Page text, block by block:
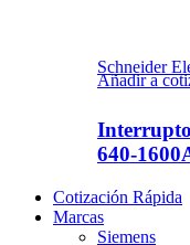
Schneider
Añadir a
640-
Cotización Rápida
Marcas
Siemens